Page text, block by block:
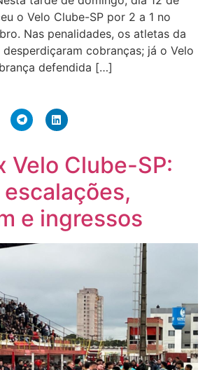
o Velo Clube-SP por 2 a 1 no
Nas penalidades, os atletas da
cobranças; já o Velo
defendida […]
Facebook(abre
Clique
para
Telegram(abre
em
nova
Clique
para
LinkedIn(abre
em
nova
janela)
Velo Clube-SP:
e ingressos